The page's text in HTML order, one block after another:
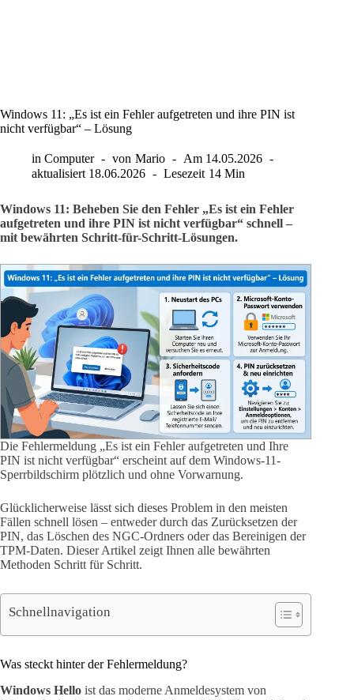
Windows 11: „Es ist ein Fehler aufgetreten und ihre PIN ist
nicht verfügbar“ – Lösung
in Computer von Mario Am 14.05.2026
aktualisiert 18.06.2026 Lesezeit 14 Min
Windows 11: Beheben Sie den Fehler „Es ist ein Fehler
aufgetreten und ihre PIN ist nicht verfügbar“ schnell –
mit bewährten Schritt-für-Schritt-Lösungen.
Die Fehlermeldung „Es ist ein Fehler aufgetreten und Ihre
PIN ist nicht verfügbar“ erscheint auf dem Windows-11-
Sperrbildschirm plötzlich und ohne Vorwarnung.
Glücklicherweise lässt sich dieses Problem in den meisten
Fällen schnell lösen – entweder durch das Zurücksetzen der
PIN, das Löschen des NGC-Ordners oder das Bereinigen der
TPM-Daten. Dieser Artikel zeigt Ihnen alle bewährten
Methoden Schritt für Schritt.
Schnellnavigation
Was steckt hinter der Fehlermeldung?
Windows Hello ist das moderne Anmeldesystem von